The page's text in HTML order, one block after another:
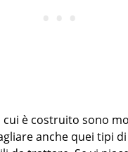
cui è costruito sono
anche quei tipi